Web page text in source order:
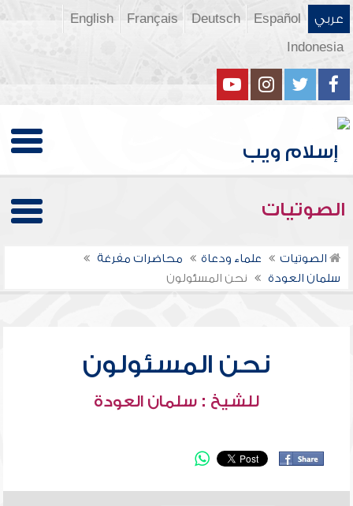
عربي Español
Deutsch
Français
English
Indonesia
الصوتيات
الصوتيات علماء ودعاة
محاضرات مفرغة
سلمان العودة
نحن المسئولون
نحن المسئولون
للشيخ : سلمان العودة